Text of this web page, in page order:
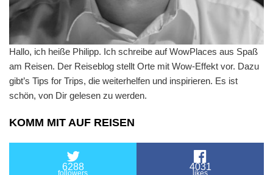
Hallo, ich heiße Philipp. Ich schreibe auf WowPlaces aus Spaß
am Reisen. Der Reiseblog stellt Orte mit Wow-Effekt vor. Dazu
gibt’s Tips for Trips, die weiterhelfen und inspirieren. Es ist
schön, von Dir gelesen zu werden.
KOMM MIT AUF REISEN
6288
followers
4031
likes